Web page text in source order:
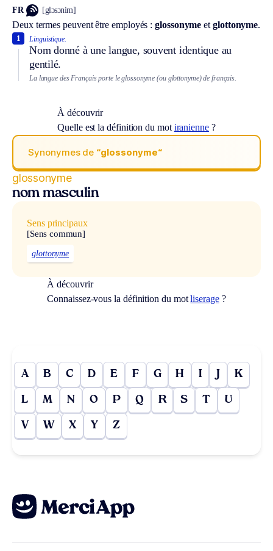
FR [glɔsɔnim]
Deux termes peuvent être employés :glossonyme etglottonyme.
Linguistique.
Nom donné à une langue, souvent identique au
gentilé.
1
La langue des Français porte le glossonyme (ou glottonyme) de français.
À découvrir
Quelle est la définition du mot iranienne?
Synonymes de “glossonyme“
glossonyme
nom masculin
Sens principaux
[Sens commun]
glottonyme
À découvrir
Connaissez-vous la définition du motliserage?
A B C D E F G H I J K
L M N O P Q R S T U
V W X Y Z